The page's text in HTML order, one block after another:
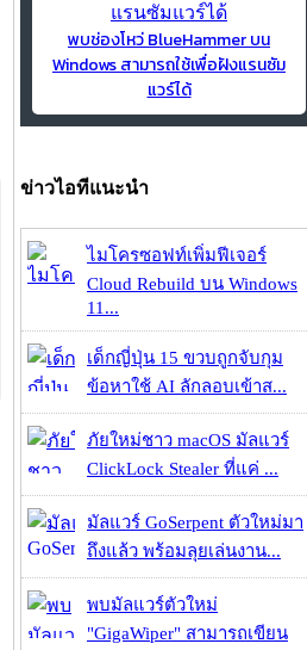
พบช่องโหว่ BlueHammer บน
Windows สามารถใช้เพื่อฝังแรนซัม
แวร์ได้
ข่าวไอทีแนะนำ
ไมโครซอฟท์เพิ่มฟีเจอร์
Cloud Rebuild บน Windows
11...
เด็กญี่ปุ่น 15 ขวบถูกจับกุม
ข้อหาใช้ AI ลักลอบเข้าส...
ภัยใหม่ชาว macOS มัลแวร์
ClickLock Stealer ที่แค่ ...
มัลแวร์ GoSerpent ตัวใหม่มา
ถึงแล้ว พร้อมลุยเล่นงาน...
พบมัลแวร์ตัวใหม่
"GigaWiper" สามารถเขียน